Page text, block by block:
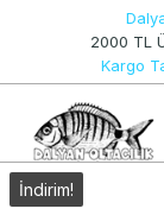
2000 TL
Kargo
İndirim!